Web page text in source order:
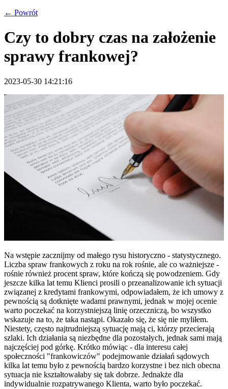
← Powrót
Czy to dobry czas na założenie
sprawy frankowej?
2023-05-30 14:21:16
Na wstępie zacznijmy od małego rysu historyczno - statystycznego.
Liczba spraw frankowych z roku na rok rośnie, ale co ważniejsze -
rośnie również procent spraw, które kończą się powodzeniem. Gdy
jeszcze kilka lat temu Klienci prosili o przeanalizowanie ich sytuacji
związanej z kredytami frankowymi, odpowiadałem, że ich umowy z
pewnością są dotknięte wadami prawnymi, jednak w mojej ocenie
warto poczekać na korzystniejszą linię orzeczniczą, bo wszystko
wskazuje na to, że taka nastąpi. Okazało się, że się nie myliłem.
Niestety, często najtrudniejszą sytuację mają ci, którzy przecierają
szlaki. Ich działania są niezbędne dla pozostałych, jednak sami mają
najczęściej pod górkę. Krótko mówiąc - dla interesu całej
społeczności "frankowiczów" podejmowanie działań sądowych
kilka lat temu było z pewnością bardzo korzystne i bez nich obecna
sytuacja nie kształtowałaby się tak dobrze. Jednakże dla
indywidualnie rozpatrywanego Klienta, warto było poczekać.